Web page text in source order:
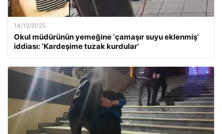
14/12/2025
Okul müdürünün yemeğine ‘çamaşır suyu eklenmiş’
iddiası: ‘Kardeşime tuzak kurdular’